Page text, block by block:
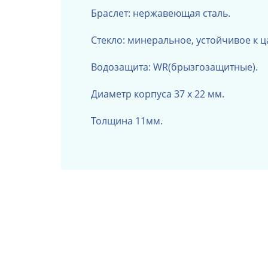
Браслет: нержавеющая сталь.
Стекло: минеральное, устойчивое к
Водозащита: WR(брызгозащитные).
Диаметр корпуса 37 х 22 мм.
Толщина 11мм.